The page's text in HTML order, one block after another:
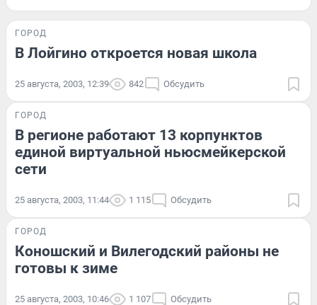
ГОРОД
В Лойгино откроется новая школа
25 августа, 2003, 12:39 842 Обсудить
ГОРОД
В регионе работают 13 корпунктов
единой виртуальной ньюсмейкерской
сети
25 августа, 2003, 11:44 1 115 Обсудить
ГОРОД
Коношский и Вилегодский районы не
готовы к зиме
25 августа, 2003, 10:46 1 107 Обсудить